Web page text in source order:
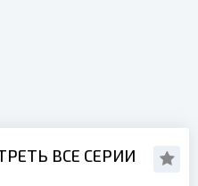
ВСЕ СЕРИИ